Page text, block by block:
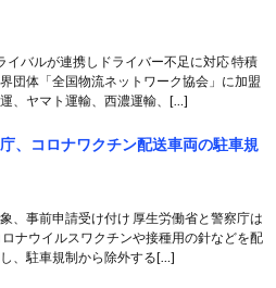
イバルが連携しドライバー不足に対応 特積
団体「全国物流ネットワーク協会」に加盟
、ヤマト運輸、西濃運輸、[…]
、コロナワクチン配送車両の駐車規
、事前申請受け付け 厚生労働省と警察庁は
ナウイルスワクチンや接種用の針などを配
、駐車規制から除外する[…]